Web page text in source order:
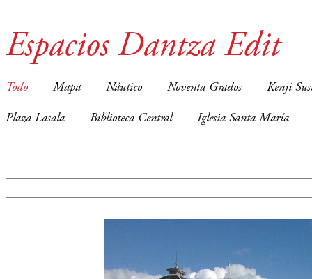
Espacios Dantza Edit
Todo Mapa Náutico Noventa Grados Kenji
Plaza Lasala Biblioteca Central Iglesia Santa María